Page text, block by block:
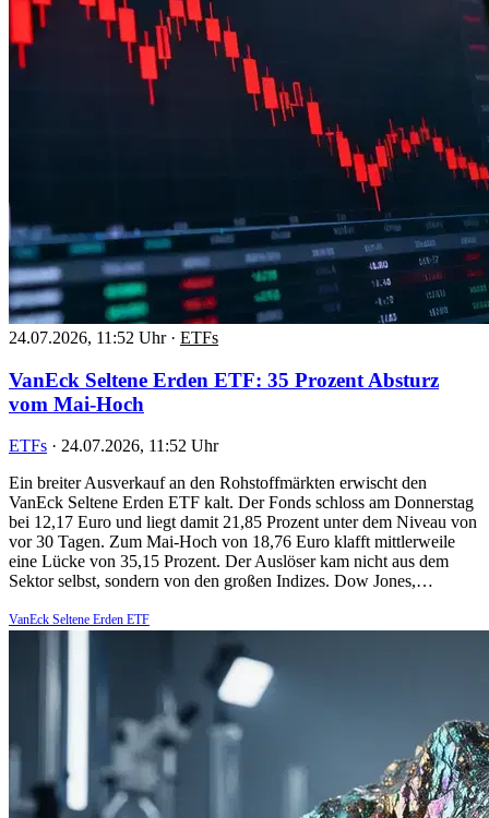
24.07.2026, 11:52 Uhr · ETFs
VanEck Seltene Erden ETF: 35 Prozent Absturz
vom Mai-Hoch
ETFs · 24.07.2026, 11:52 Uhr
Ein breiter Ausverkauf an den Rohstoffmärkten erwischt den
VanEck Seltene Erden ETF kalt. Der Fonds schloss am Donnerstag
bei 12,17 Euro und liegt damit 21,85 Prozent unter dem Niveau von
vor 30 Tagen. Zum Mai-Hoch von 18,76 Euro klafft mittlerweile
eine Lücke von 35,15 Prozent. Der Auslöser kam nicht aus dem
Sektor selbst, sondern von den großen Indizes. Dow Jones,…
VanEck Seltene Erden ETF